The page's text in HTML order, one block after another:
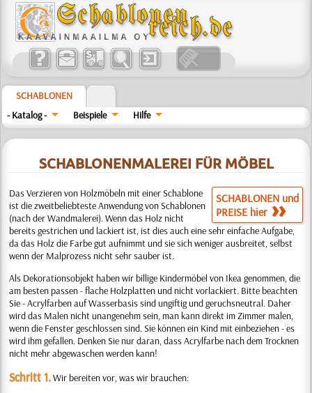
SCHABLONEN
- Katalog -
Beispiele Hilfe
SCHABLONENMALEREI FÜR MÖBEL
SCHABLONEN und
PREISE hier
Das Verzieren von Holzmöbeln mit einer Schablone
ist die zweitbeliebteste Anwendung von Schablonen
(nach der Wandmalerei). Wenn das Holz nicht
bereits gestrichen und lackiert ist, ist dies auch eine sehr einfache Aufgabe,
da das Holz die Farbe gut aufnimmt und sie sich weniger ausbreitet, selbst
wenn der Malprozess nicht sehr sauber ist.
Als Dekorationsobjekt haben wir billige Kindermöbel von Ikea genommen, die
am besten passen - flache Holzplatten und nicht vorlackiert. Bitte beachten
Sie - Acrylfarben auf Wasserbasis sind ungiftig und geruchsneutral. Daher
wird das Malen nicht unangenehm sein, man kann direkt im Zimmer malen,
wenn die Fenster geschlossen sind. Sie können ein Kind mit einbeziehen - es
wird ihm gefallen. Denken Sie nur daran, dass Acrylfarbe nach dem Trocknen
nicht mehr abgewaschen werden kann!
Schritt 1.Wir bereiten vor, was wir brauchen: